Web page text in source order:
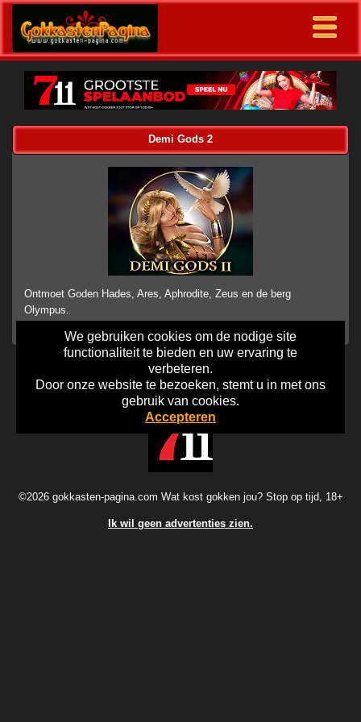
We gebruiken cookies om de nodige site
functionaliteit te bieden en uw ervaring te
verbeteren.
Door onze website te bezoeken, stemt u in met ons
gebruik van cookies.
Accepteren
Demi Gods 2
Ontmoet Goden Hades, Ares, Aphrodite, Zeus en de berg
Olympus.
Home Disclaimer Gok Info
©2026 gokkasten-pagina.com Wat kost gokken jou? Stop op tijd, 18+
Ik wil geen advertenties zien.